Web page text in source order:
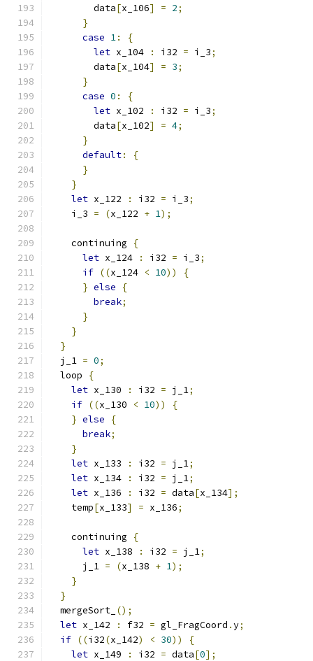
        data
[x_106] = 2;
}
case 1:
{
let x_104 : i32 = i_3;
        data
[x_104] = 3;
}
case 0 :
{
let x_102 : i32 = i_3;
        data
[x_102] = 4;
}
default:
{
}
}
let x_122 : i32 = i_3;
    i_3
= (x_122 + 1);
    continuing
{
let x_124 : i32 = i_3;
if ((x_124 < 10))
{
} else
{
break;
}
}
}
  j_1
= 0;
  loop
{
let x_130 : i32 = j_1;
if ((x_130 < 10))
{
} else
{
break;
}
let x_133 : i32 = j_1;
let x_134 : i32 = j_1;
let x_136 : i32 = data[x_134];
    temp
[x_133] = x_136;
    continuing
{
let x_138 : i32 = j_1;
      j_1
= (x_138 + 1);
}
}
  mergeSort_
();
let x_142 : f32 = gl_FragCoord .y;
if ((i32(x_142) < 30))
{
let x_149 : i32 = data[0];